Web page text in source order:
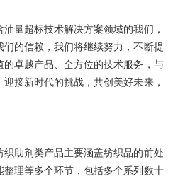
油量超标技术解决方案领域的我们，
的信赖，我们将继续努力，不断提
卓越产品、全方位的技术服务，与
接新时代的挑战，共创美好未来，
助剂类产品主要涵盖纺织品的前处
理等多个环节，包括多个系列数十